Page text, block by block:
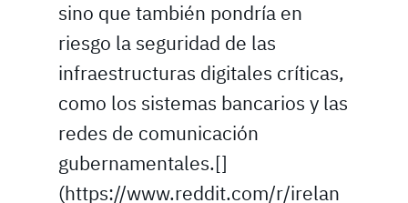
sino que también pondría en
riesgo la seguridad de las
infraestructuras digitales críticas,
como los sistemas bancarios y las
redes de comunicación
gubernamentales.[]
(https://www.reddit.com/r/irelan